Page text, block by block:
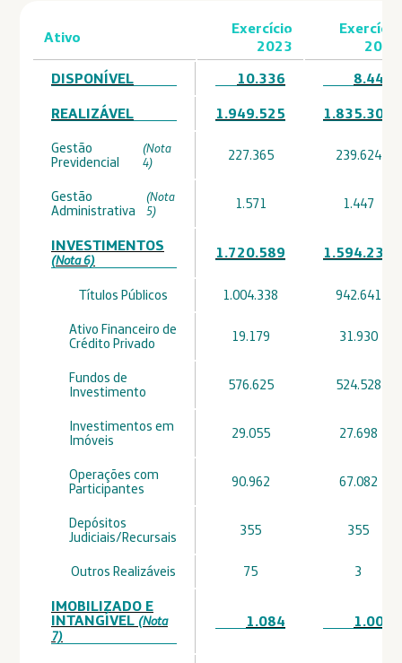
Ativo
Exercício
2023
Exercício
2022
DISPONÍVEL
10.336
8.441
REALIZÁVEL
1.949.525 1.835.308
Gestão
Previdencial
(Nota
4)
227.365 239.624
Gestão
Administrativa
(Nota
5)
1.571 1.447
INVESTIMENTOS
(Nota 6) 1.720.589 1.594.237
Títulos Públicos 1.004.338
942.641
Ativo Financeiro de
Crédito Privado
19.179 31.930
Fundos de
Investimento
576.625 524.528
Investimentos em
Imóveis
29.055 27.698
Operações com
Participantes
90.962 67.082
Depósitos
Judiciais/Recursais
355 355
Outros Realizáveis 75 3
IMOBILIZADO E
INTANGÍVEL (Nota
7)
1.084 1.002